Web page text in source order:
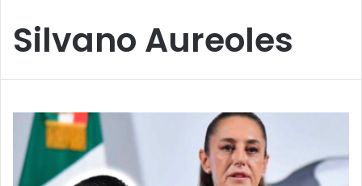
Silvano Aureoles